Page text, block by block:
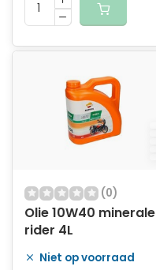
(0)
Olie 10W40 minerale
rider 4L
Niet op voorraad